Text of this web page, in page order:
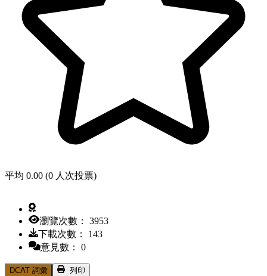
平均 0.00 (0 人次投票)
瀏覽次數： 3953
下載次數： 143
意見數： 0
DCAT 詞彙
列印